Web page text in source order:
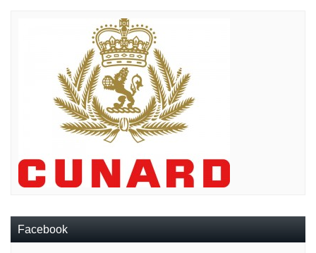
Facebook